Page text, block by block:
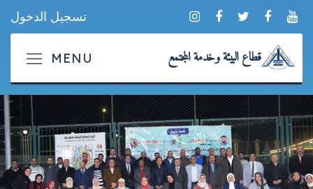
تسجيل الدخول
قطاع البيئة وخدمة المجتمع